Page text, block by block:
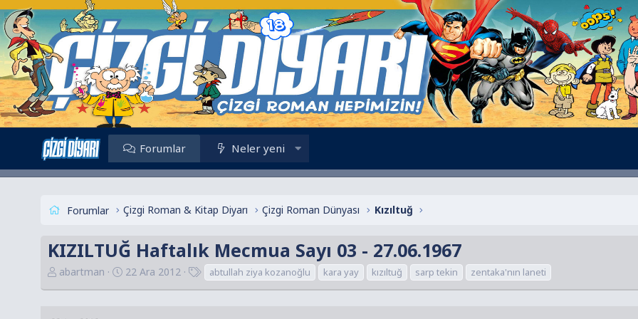
Forumlar Neler yeni
Forumlar Çizgi Roman & Kitap Diyarı Çizgi Roman Dünyası Kızıltuğ
KIZILTUĞ Haftalık Mecmua Sayı 03 - 27.06.1967
K
abartman
B
22 Ara 2012 abtullah ziya kozanoğlu kara yay kızıltuğ sarp tekin zentaka'nın laneti